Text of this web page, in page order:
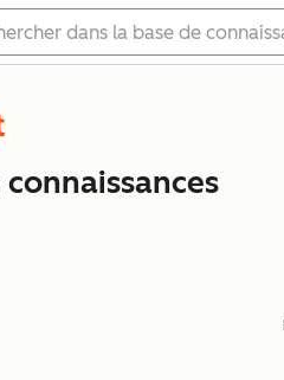
connaissances